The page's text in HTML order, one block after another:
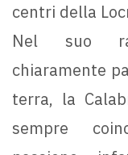
centri della
Nel suo
chiaramente
terra, la
sempre